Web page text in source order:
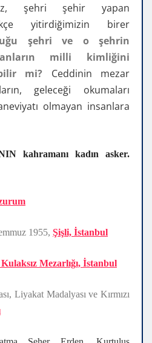
şehri şehir yapan
yitirdiğimizin birer
şehri ve o şehrin
milli kimliğini
mi?
Ceddinin mezar
geleceği okumaları
olmayan insanlara
kahramanı kadın asker.
1955, Şişli, İstanbul
Mezarlığı, İstanbul
Liyakat Madalyası ve Kırmızı